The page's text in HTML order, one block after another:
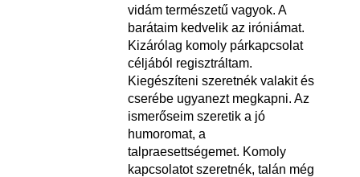
vidám természetű vagyok. A
barátaim kedvelik az iróniámat.
Kizárólag komoly párkapcsolat
céljából regisztráltam.
Kiegészíteni szeretnék valakit és
cserébe ugyanezt megkapni. Az
ismerőseim szeretik a jó
humoromat, a
talpraesettségemet. Komoly
kapcsolatot szeretnék, talán még